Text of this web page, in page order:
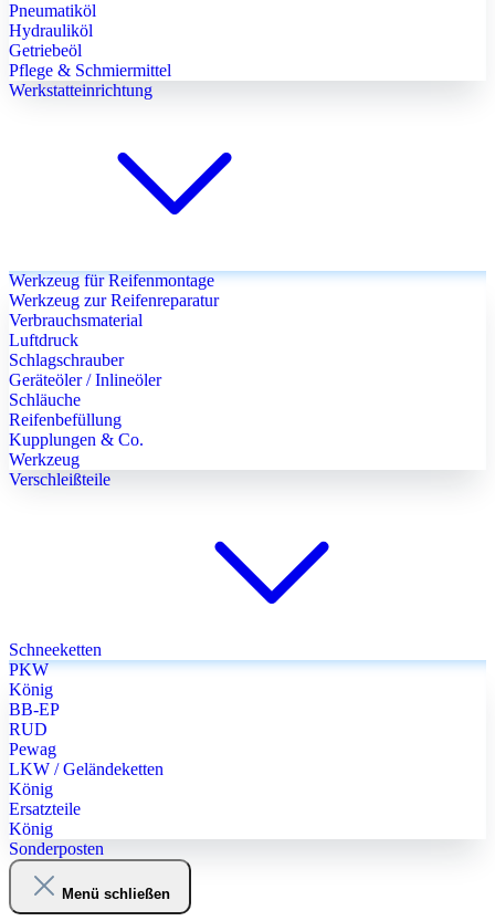
Pneumatiköl
Hydrauliköl
Getriebeöl
Pflege & Schmiermittel
Werkstatteinrichtung
Werkzeug für Reifenmontage
Werkzeug zur Reifenreparatur
Verbrauchsmaterial
Luftdruck
Schlagschrauber
Geräteöler / Inlineöler
Schläuche
Reifenbefüllung
Kupplungen & Co.
Werkzeug
Verschleißteile
Schneeketten
PKW
König
BB-EP
RUD
Pewag
LKW / Geländeketten
König
Ersatzteile
König
Sonderposten
Menü schließen